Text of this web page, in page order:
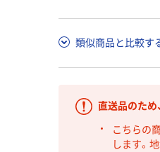
類似商品と比較す
直送品のため
こちらの
します。